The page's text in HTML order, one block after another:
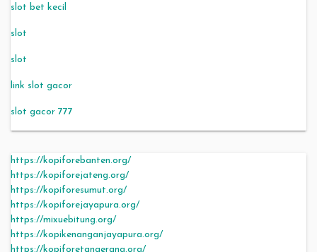
slot bet kecil
slot
slot
link slot gacor
slot gacor 777
https://kopiforebanten.org/
https://kopiforejateng.org/
https://kopiforesumut.org/
https://kopiforejayapura.org/
https://mixuebitung.org/
https://kopikenanganjayapura.org/
https://kopiforetangerang.org/